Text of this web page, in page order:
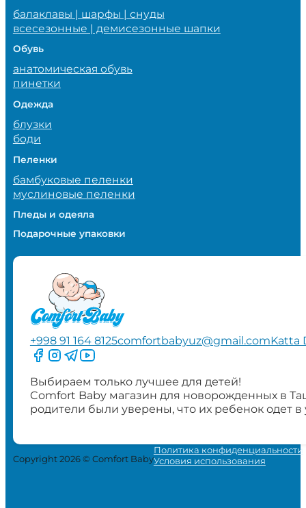
балаклавы | шарфы | снуды
всесезонные | демисезонные шапки
Обувь
анатомическая обувь
пинетки
Одежда
блузки
боди
Пеленки
бамбуковые пеленки
муслиновые пеленки
Пледы и одеяла
Подарочные упаковки
+998 91 164 8125comfortbabyuz@gmail.comKatta
Следите за нами на Facebook
Следите за нами в Instagram
Следите за нами в Telegram
Следите за нами в YouTube
Выбираем только лучшее для детей!
Comfort Baby магазин для новорожденных в
родители были уверены, что их ребенок одет
Copyright 2026 © Comfort Baby
Политика конфиденциальности
Условия использования